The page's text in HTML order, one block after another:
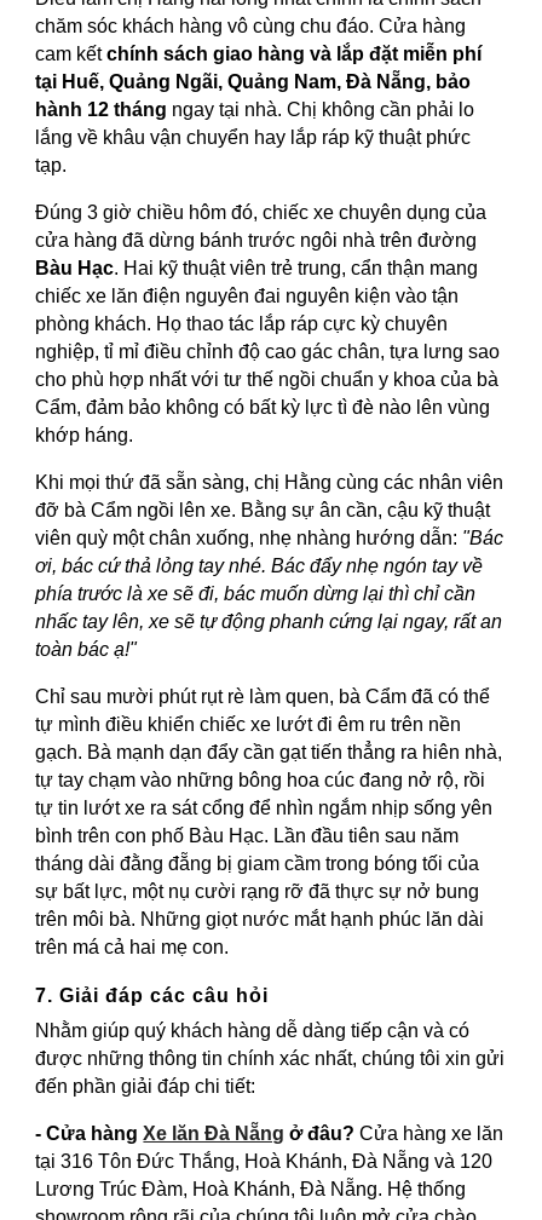
chăm sóc khách hàng vô cùng chu đáo. Cửa hàng
cam kếtchính sách giao hàng và lắp đặt miễn phí
tại Huế, Quảng Ngãi, Quảng Nam, Đà Nẵng, bảo
hành 12 tháng ngay tại nhà. Chị không cần phải lo
lắng về khâu vận chuyển hay lắp ráp kỹ thuật phức
tạp.
Đúng 3 giờ chiều hôm đó, chiếc xe chuyên dụng của
cửa hàng đã dừng bánh trước ngôi nhà trên đường
Bàu Hạc. Hai kỹ thuật viên trẻ trung, cẩn thận mang
chiếc xe lăn điện nguyên đai nguyên kiện vào tận
phòng khách. Họ thao tác lắp ráp cực kỳ chuyên
nghiệp, tỉ mỉ điều chỉnh độ cao gác chân, tựa lưng sao
cho phù hợp nhất với tư thế ngồi chuẩn y khoa của bà
Cẩm, đảm bảo không có bất kỳ lực tì đè nào lên vùng
khớp háng.
Khi mọi thứ đã sẵn sàng, chị Hằng cùng các nhân viên
đỡ bà Cẩm ngồi lên xe. Bằng sự ân cần, cậu kỹ thuật
viên quỳ một chân xuống, nhẹ nhàng hướng dẫn: "Bác
ơi, bác cứ thả lỏng tay nhé. Bác đẩy nhẹ ngón tay về
phía trước là xe sẽ đi, bác muốn dừng lại thì chỉ cần
nhấc tay lên, xe sẽ tự động phanh cứng lại ngay, rất an
toàn bác ạ!"
Chỉ sau mười phút rụt rè làm quen, bà Cẩm đã có thể
tự mình điều khiển chiếc xe lướt đi êm ru trên nền
gạch. Bà mạnh dạn đẩy cần gạt tiến thẳng ra hiên nhà,
tự tay chạm vào những bông hoa cúc đang nở rộ, rồi
tự tin lướt xe ra sát cổng để nhìn ngắm nhịp sống yên
bình trên con phố Bàu Hạc. Lần đầu tiên sau năm
tháng dài đằng đẵng bị giam cầm trong bóng tối của
sự bất lực, một nụ cười rạng rỡ đã thực sự nở bung
trên môi bà. Những giọt nước mắt hạnh phúc lăn dài
trên má cả hai mẹ con.
7. Giải đáp các câu hỏi
Nhằm giúp quý khách hàng dễ dàng tiếp cận và có
được những thông tin chính xác nhất, chúng tôi xin gửi
đến phần giải đáp chi tiết:
- Cửa hàngXe lăn Đà Nẵng ở đâu? Cửa hàng xe lăn
tại 316 Tôn Đức Thắng, Hoà Khánh, Đà Nẵng và 120
Lương Trúc Đàm, Hoà Khánh, Đà Nẵng. Hệ thống